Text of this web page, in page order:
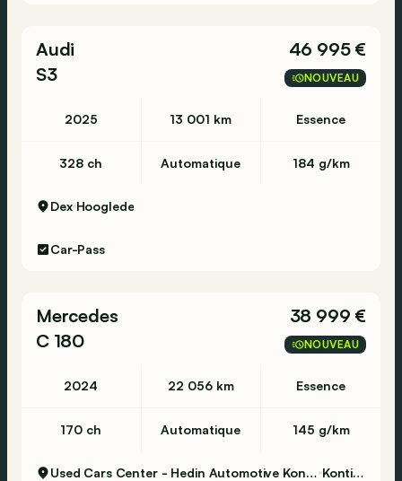
Audi
S3
46 995 €
NOUVEAU
2025 13 001 km Essence
328 ch Automatique 184 g/km
Dex Hooglede
Car-Pass
Mercedes
C 180
38 999 €
NOUVEAU
2024 22 056 km Essence
170 ch Automatique 145 g/km
Used Cars Center - Hedin Automotive Kontich Kontich